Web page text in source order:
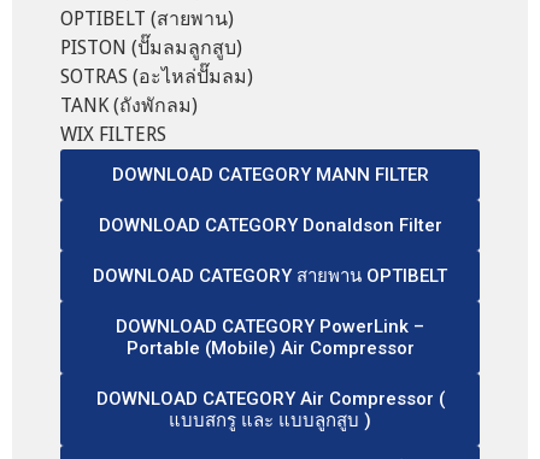
OPTIBELT (สายพาน)
PISTON (ปั๊มลมลูกสูบ)
SOTRAS (อะไหล่ปั๊มลม)
TANK (ถังพักลม)
WIX FILTERS
DOWNLOAD CATEGORY MANN FILTER
DOWNLOAD CATEGORY Donaldson Filter
DOWNLOAD CATEGORY สายพาน OPTIBELT
DOWNLOAD CATEGORY PowerLink –
Portable (Mobile) Air Compressor
DOWNLOAD CATEGORY Air Compressor (
แบบสกรู และ แบบลูกสูบ )